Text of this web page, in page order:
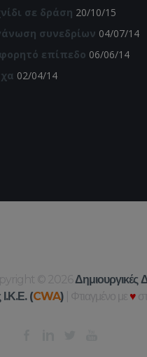
σε δράση 20/10/15
συνεδρίων 04/07/14
επίπεδο 06/06/14
02/04/14
© 2026 Δημιουργικές
(CWA) ♥